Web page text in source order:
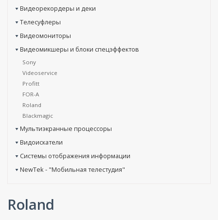
Видеорекордеры и деки
Телесуфлеры
Видеомониторы
Видеомикшеры и блоки спецэффектов
Sony
Videoservice
Profitt
FOR-A
Roland
Blackmagic
Мультиэкранные процессоры
Видоискатели
Системы отображения информации
NewTek - "Мобильная телестудия"
Roland